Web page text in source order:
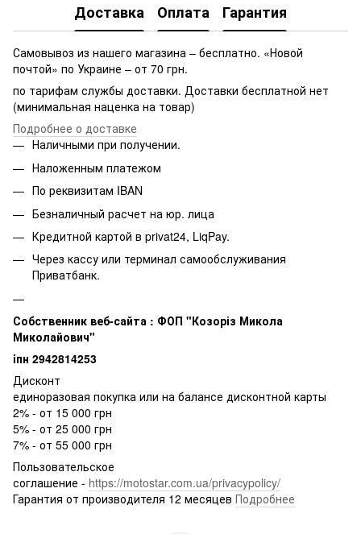
Доставка Оплата Гарантия
Самовывоз из нашего магазина – бесплатно. «Новой
почтой» по Украине – от 70 грн.
по тарифам службы доставки. Доставки бесплатной нет
(минимальная наценка на товар)
Подробнее о доставке
Наличными при получении.
Наложенным платежом
По реквизитам IBAN
Безналичный расчет на юр. лица
Кредитной картой в privat24, LiqPay.
Через кассу или терминал самообслуживания
Приватбанк.
Собственник веб-сайта : ФОП "Козоріз Микола
Миколайович"
iпн 2942814253
Дисконт
единоразовая покупка или на балансе дисконтной карты
2% - от 15 000 грн
5% - от 25 000 грн
7% - от 55 000 грн
Пользовательское
соглашение - https://motostar.com.ua/privacypolicy/
Гарантия от производителя 12 месяцев Подробнее